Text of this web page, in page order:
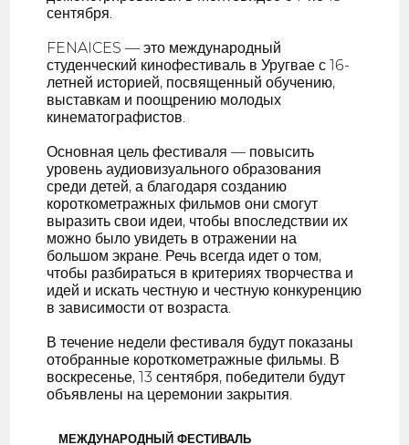
сентября.
FENAICES — это международный
студенческий кинофестиваль в Уругвае с 16-
летней историей, посвященный обучению,
выставкам и поощрению молодых
кинематографистов.
Основная цель фестиваля — повысить
уровень аудиовизуального образования
среди детей, а благодаря созданию
короткометражных фильмов они смогут
выразить свои идеи, чтобы впоследствии их
можно было увидеть в отражении на
большом экране. Речь всегда идет о том,
чтобы разбираться в критериях творчества и
идей и искать честную и честную конкуренцию
в зависимости от возраста.
В течение недели фестиваля будут показаны
отобранные короткометражные фильмы. В
воскресенье, 13 сентября, победители будут
объявлены на церемонии закрытия.
МЕЖДУНАРОДНЫЙ ФЕСТИВАЛЬ